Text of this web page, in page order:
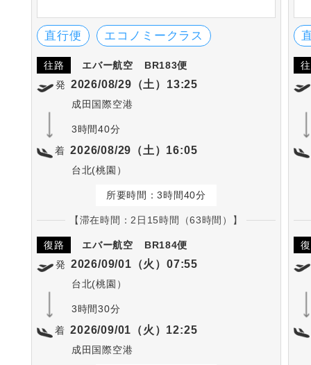
直行便 エコノミークラス
往路 エバー航空
BR183便
発 2026/08/29（土）13:25
成田国際空港
3時間40分
着 2026/08/29（土）16:05
台北(桃園）
所要時間：3時間40分
【滞在時間：2日15時間（63時間）】
復路 エバー航空
BR184便
発 2026/09/01（火）07:55
台北(桃園）
3時間30分
着 2026/09/01（火）12:25
成田国際空港